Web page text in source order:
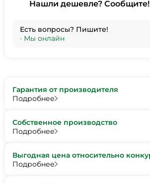
Нашли дешевле? Сообщите!
Есть вопросы? Пишите!
• Мы онлайн
Гарантия от производителя
Подробнее
Собственное производство
Подробнее
Выгодная цена относительно
Подробнее